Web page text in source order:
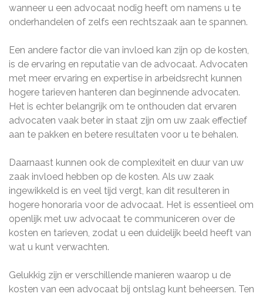
wanneer u een advocaat nodig heeft om namens u te
onderhandelen of zelfs een rechtszaak aan te spannen.
Een andere factor die van invloed kan zijn op de kosten,
is de ervaring en reputatie van de advocaat. Advocaten
met meer ervaring en expertise in arbeidsrecht kunnen
hogere tarieven hanteren dan beginnende advocaten.
Het is echter belangrijk om te onthouden dat ervaren
advocaten vaak beter in staat zijn om uw zaak effectief
aan te pakken en betere resultaten voor u te behalen.
Daarnaast kunnen ook de complexiteit en duur van uw
zaak invloed hebben op de kosten. Als uw zaak
ingewikkeld is en veel tijd vergt, kan dit resulteren in
hogere honoraria voor de advocaat. Het is essentieel om
openlijk met uw advocaat te communiceren over de
kosten en tarieven, zodat u een duidelijk beeld heeft van
wat u kunt verwachten.
Gelukkig zijn er verschillende manieren waarop u de
kosten van een advocaat bij ontslag kunt beheersen. Ten